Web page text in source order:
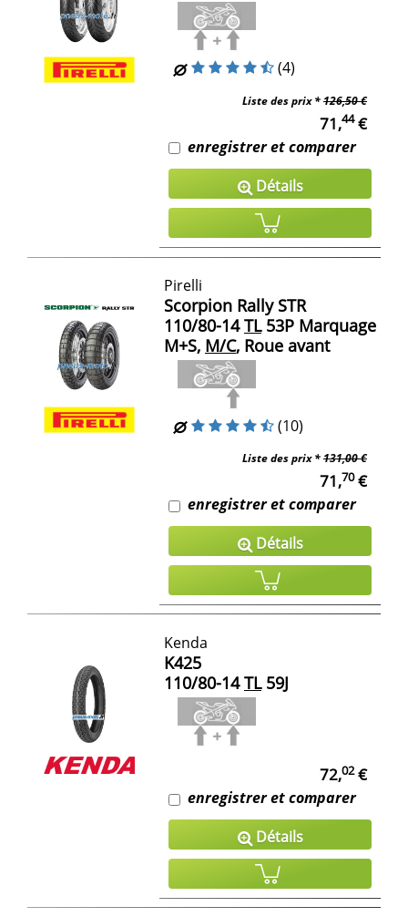
(4)
Liste des prix *126,50 €
71,44€
enregistrer et comparer
Détails
Pirelli
Scorpion Rally STR
110/80-14 TL53P Marquage
M+S, M/C, Roue avant
(10)
Liste des prix *131,00 €
71,70€
enregistrer et comparer
Détails
Kenda
K425
110/80-14 TL59J
72,02€
enregistrer et comparer
Détails